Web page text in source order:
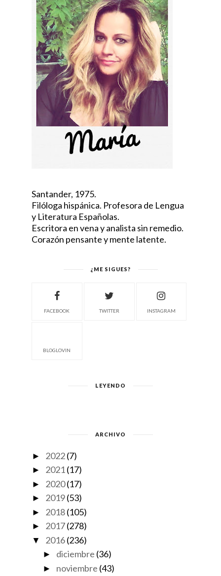
Santander, 1975.
Filóloga hispánica. Profesora de Lengua
y Literatura Españolas.
Escritora en vena y analista sin remedio.
Corazón pensante y mente latente.
¿ME SIGUES?
FACEBOOK TWITTER INSTAGRAM
BLOGLOVIN
LEYENDO
ARCHIVO
► 2022(7)
► 2021(17)
► 2020(17)
► 2019(53)
► 2018(105)
► 2017(278)
▼ 2016(236)
► diciembre (36)
► noviembre (43)